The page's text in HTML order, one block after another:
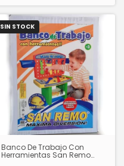
SIN STOCK
Banco De Trabajo Con
Herramientas San Remo